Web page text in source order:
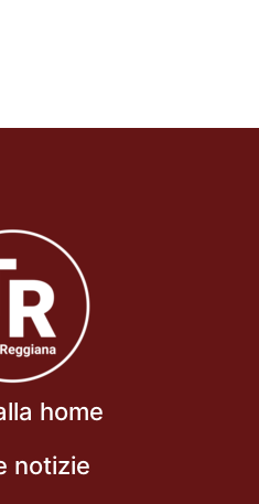
home
notizie